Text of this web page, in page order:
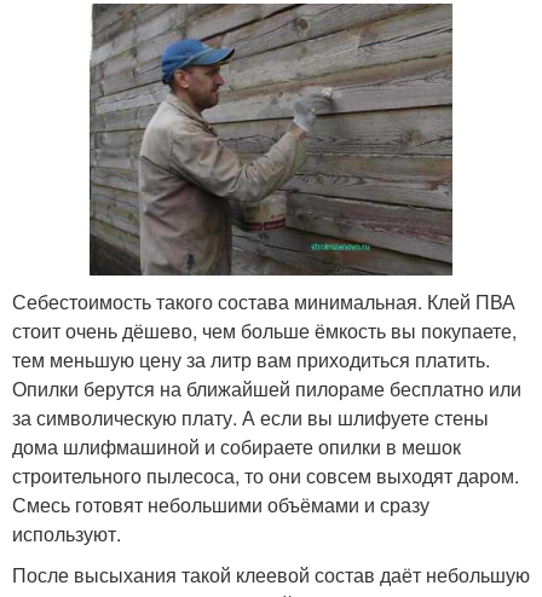
Себестоимость такого состава минимальная. Клей ПВА
стоит очень дёшево, чем больше ёмкость вы покупаете,
тем меньшую цену за литр вам приходиться платить.
Опилки берутся на ближайшей пилораме бесплатно или
за символическую плату. А если вы шлифуете стены
дома шлифмашиной и собираете опилки в мешок
строительного пылесоса, то они совсем выходят даром.
Смесь готовят небольшими объёмами и сразу
используют.
После высыхания такой клеевой состав даёт небольшую